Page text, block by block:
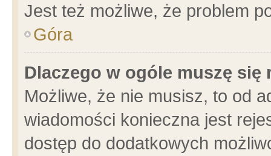
Jest też możliwe, że problem
Góra
Dlaczego w ogóle muszę się
Możliwe, że nie musisz, to od
wiadomości konieczna jest
dostęp do dodatkowych